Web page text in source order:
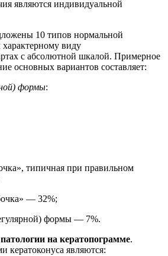
являются индивидуальной
10 типов нормальной
виду
с абсолютной шкалой. Примерное
основных вариантов составляет:
формы:
типичная при правильном
— 32%;
формы — 7%.
на кератопограмме.
кератоконуса являются: